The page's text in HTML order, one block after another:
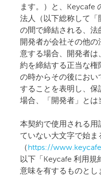
ます。）と、Keycafe
法人（以下総称して「
の間で締結される、法
開発者が会社その他の
意する場合、開発者は
約を締結する正当な
の時からその後におい
することを表明し、
場合、「開発者」とは
本契約で使用される
ていない大文字で始
（ https://
以下「Keycafe 利用規
意味を有するものとし